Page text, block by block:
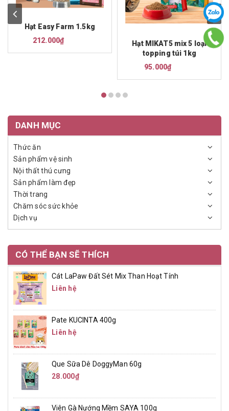
Hạt Easy Farm 1.5kg
212.000₫
Hạt MIKAT5 mix 5 loại
topping túi 1kg
95.000₫
DANH MỤC
Thức ăn
Sản phẩm vệ sinh
Nội thất thú cưng
Sản phẩm làm đẹp
Thời trang
Chăm sóc sức khỏe
Dịch vụ
CÓ THỂ BẠN SẼ THÍCH
Cát LaPaw Đất Sét Mix Than Hoạt Tính
Liên hệ
Pate KUCINTA 400g
Liên hệ
Que Sữa Dê DoggyMan 60g
28.000₫
Viên Gà Nướng Mềm SAYA 100g